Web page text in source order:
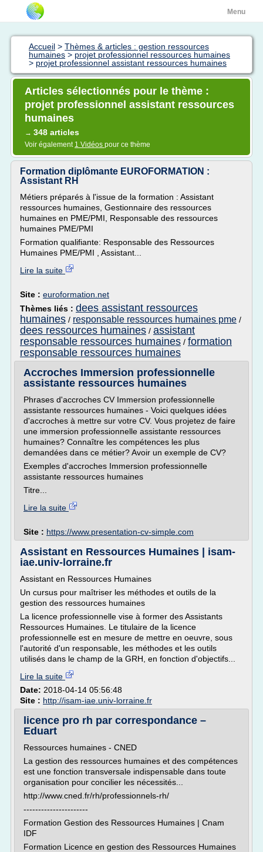
Menu
Accueil > Thèmes & articles : gestion ressources
humaines > projet professionnel ressources humaines
> projet professionnel assistant ressources humaines
Articles sélectionnés pour le thème :
projet professionnel assistant ressources
humaines
→ 348 articles
Voir également 1 Vidéos pour ce thème
Formation diplômante EUROFORMATION :
Assistant RH
Métiers préparés à l'issue de la formation : Assistant
ressources humaines, Gestionnaire des ressources
humaines en PME/PMI, Responsable des ressources
humaines PME/PMI
Formation qualifiante: Responsable des Ressources
Humaines PME/PMI , Assistant...
Lire la suite
Site : euroformation.net
Thèmes liés : dees assistant ressources
humaines / responsable ressources humaines pme /
dees ressources humaines / assistant
responsable ressources humaines / formation
responsable ressources humaines
Accroches Immersion professionnelle
assistante ressources humaines
Phrases d'accroches CV Immersion professionnelle
assistante ressources humaines - Voici quelques idées
d'accroches à mettre sur votre CV. Vous projetez de faire
une immersion professionnelle assistante ressources
humaines? Connaître les compétences les plus
demandées dans ce métier? Avoir un exemple de CV?
Exemples d'accroches Immersion professionnelle
assistante ressources humaines
Titre...
Lire la suite
Site : https://www.presentation-cv-simple.com
Assistant en Ressources Humaines | isam-
iae.univ-lorraine.fr
Assistant en Ressources Humaines
Un cursus pour maîtriser les méthodes et outils de la
gestion des ressources humaines
La licence professionnelle vise à former des Assistants
Ressources Humaines. Le titulaire de la licence
professionnelle est en mesure de mettre en oeuvre, sous
l'autorité d'un responsable, les méthodes et les outils
utilisés dans le champ de la GRH, en fonction d'objectifs...
Lire la suite
Date: 2018-04-14 05:56:48
Site : http://isam-iae.univ-lorraine.fr
licence pro rh par correspondance –
Eduart
Ressources humaines - CNED
La gestion des ressources humaines et des compétences
est une fonction transversale indispensable dans toute
organisation pour concilier les nécessités...
http://www.cned.fr/rh/professionnels-rh/
----------------------
Formation Gestion des Ressources Humaines | Cnam
IDF
Formation Licence en gestion des Ressources Humaines